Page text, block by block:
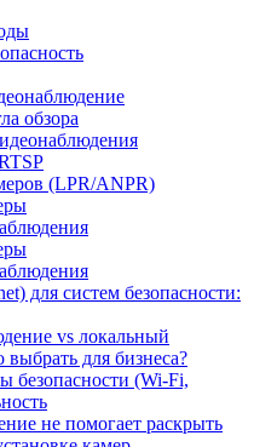
обзора
(LPR/ANPR)
для систем безопасности:
vs локальный
выбрать для бизнеса?
безопасности (Wi-Fi,
не помогает раскрыть